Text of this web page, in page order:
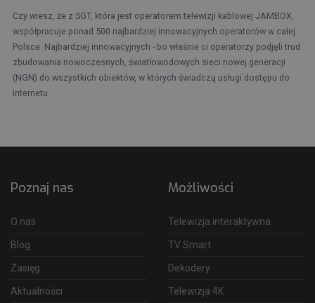
Czy wiesz, że z SGT, która jest operatorem telewizji kablowej JAMBOX,
współpracuje ponad 500 najbardziej innowacyjnych operatorów w całej
Polsce. Najbardziej innowacyjnych - bo właśnie ci operatorzy podjęli trud
zbudowania nowoczesnych, światłowodowych sieci nowej generacji
(NGN) do wszystkich obiektów, w których świadczą usługi dostępu do
Internetu.
Poznaj nas
O nas
Blog
Zasięg
Aktualności
Możliwości
Telewizja interaktywna
TV Smart
Dekodery
Telewizja 4K